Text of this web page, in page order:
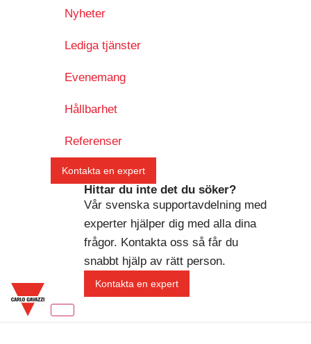
Nyheter
Lediga tjänster
Evenemang
Hållbarhet
Referenser
Kontakta en expert
Hittar du inte det du söker?
Vår svenska supportavdelning med
experter hjälper dig med alla dina
frågor. Kontakta oss så får du
snabbt hjälp av rätt person.
Kontakta en expert